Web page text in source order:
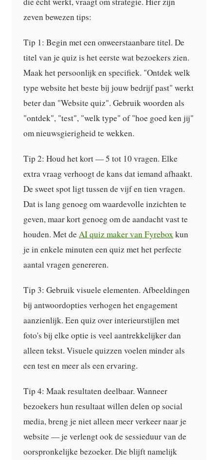
zeven bewezen tips:
Tip 1: Begin met een onweerstaanbare titel. De
titel van je quiz is het eerste wat bezoekers zien.
Maak het persoonlijk en specifiek. "Ontdek welk
type website het beste bij jouw bedrijf past" werkt
beter dan "Website quiz". Gebruik woorden als
"ontdek", "test", "welk type" of "hoe goed ken jij"
om nieuwsgierigheid te wekken.
Tip 2: Houd het kort — 5 tot 10 vragen. Elke
extra vraag verhoogt de kans dat iemand afhaakt.
De sweet spot ligt tussen de vijf en tien vragen.
Dat is lang genoeg om waardevolle inzichten te
geven, maar kort genoeg om de aandacht vast te
houden. Met deAI quiz maker van Fyrebox kun
je in enkele minuten een quiz met het perfecte
aantal vragen genereren.
Tip 3: Gebruik visuele elementen. Afbeeldingen
bij antwoordopties verhogen het engagement
aanzienlijk. Een quiz over interieurstijlen met
foto's bij elke optie is veel aantrekkelijker dan
alleen tekst. Visuele quizzen voelen minder als
een test en meer als een ervaring.
Tip 4: Maak resultaten deelbaar. Wanneer
bezoekers hun resultaat willen delen op social
media, breng je niet alleen meer verkeer naar je
website — je verlengt ook de sessieduur van de
oorspronkelijke bezoeker. Die blijft namelijk